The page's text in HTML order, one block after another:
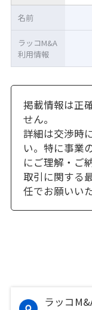
名前
ラッコM&A
利用情報
掲載情報は正
せん。
詳細は交渉時
い。特に事業
にご理解・ご
取引に関する
任でお願いい
ラッコ